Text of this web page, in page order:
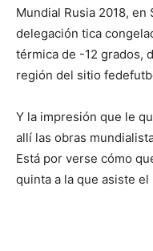
Mundial Rusia 2018, en
delegación tica
térmica de -12 grados,
región del sitio
Y la impresión que le
allí las obras
Está por verse cómo
quinta a la que asiste el